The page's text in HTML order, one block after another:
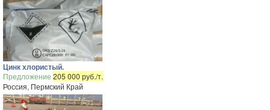
Цинк хлористый.
Предложение 205 000 руб./т.
Россия, Пермский Край